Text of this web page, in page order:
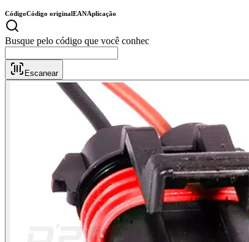
CódigoCódigo originalEANAplicação
Busque pelo cód
Escanear